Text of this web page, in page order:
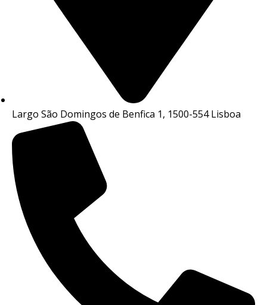
Largo São Domingos de Benfica 1, 1500-554 Lisboa